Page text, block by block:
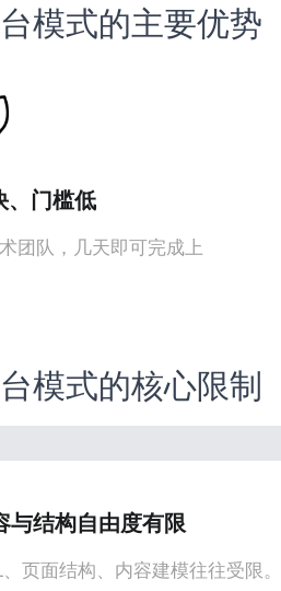
模式的主要优势
、门槛低
团队，几天即可完成上
模式的核心限制
与结构自由度有限
页面结构、内容建模往往受限。